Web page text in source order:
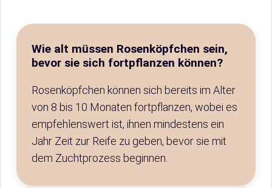
Wie alt müssen Rosenköpfchen sein,
bevor sie sich fortpflanzen können?
Rosenköpfchen können sich bereits im Alter
von 8 bis 10 Monaten fortpflanzen, wobei es
empfehlenswert ist, ihnen mindestens ein
Jahr Zeit zur Reife zu geben, bevor sie mit
dem Zuchtprozess beginnen.